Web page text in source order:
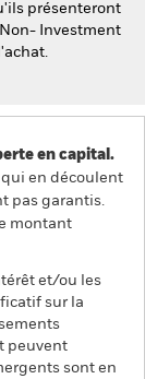
présenteront
Investment
en capital.
qui en découlent
pas garantis.
montant
et/ou les
sur la
peuvent
sont en